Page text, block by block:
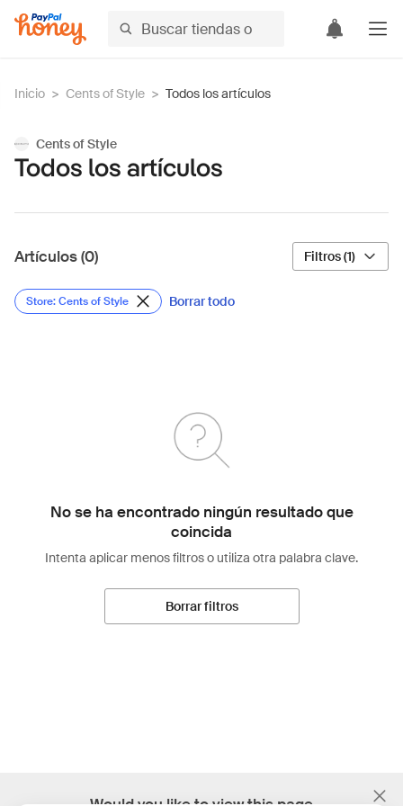
Inicio > Cents of Style > Todos los artículos
Cents of Style
Todos los artículos
Artículos (0) Filtros (1)
Store: Cents of Style Borrar todo
No se ha encontrado ningún resultado que
coincida
Intenta aplicar menos filtros o utiliza otra palabra clave.
Borrar filtros